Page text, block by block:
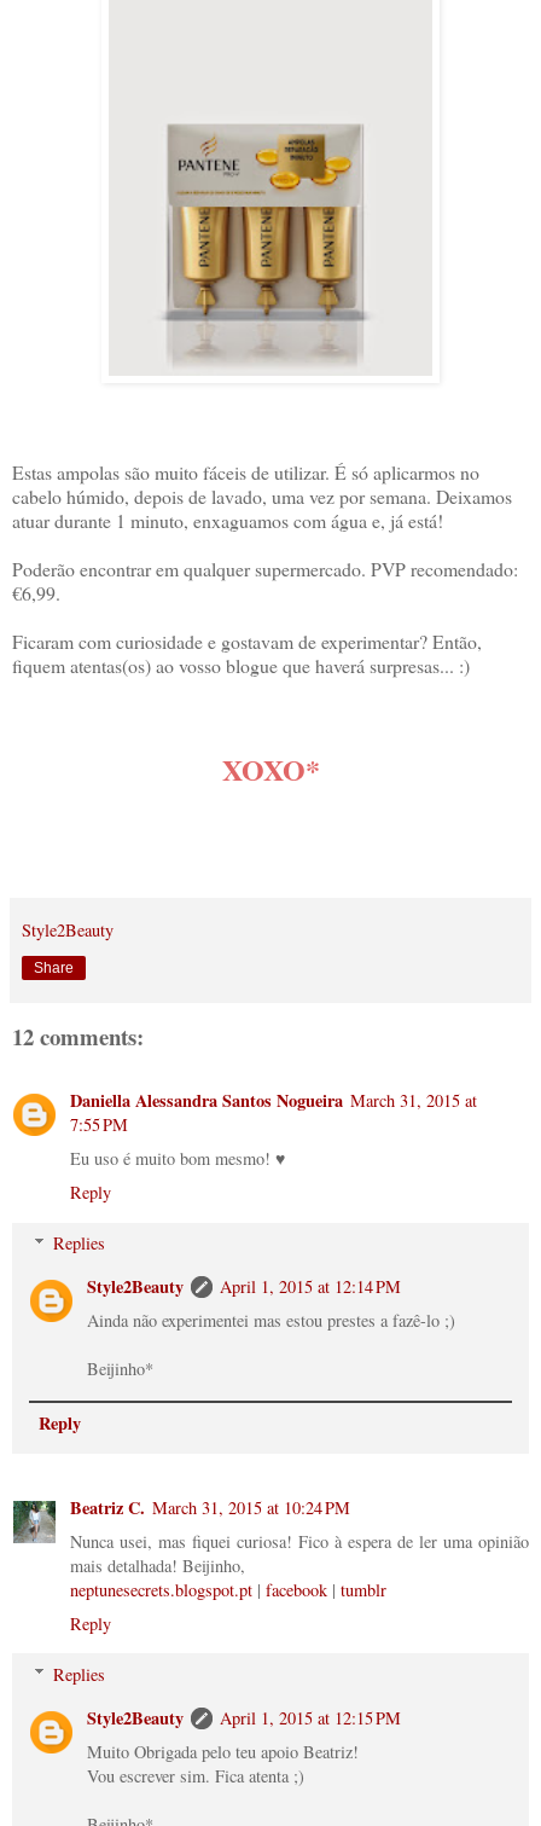
Estas ampolas são muito fáceis de utilizar. É só aplicarmos no
cabelo húmido, depois de lavado, uma vez por semana. Deixamos
atuar durante 1 minuto, enxaguamos com água e, já está!
Poderão encontrar em qualquer supermercado. PVP recomendado:
€6,99.
Ficaram com curiosidade e gostavam de experimentar? Então,
fiquem atentas(os) ao vosso blogue que haverá surpresas... :)
XOXO*
Style2Beauty
Share
12 comments:
Daniella Alessandra Santos Nogueira March 31, 2015 at
7:55 PM
Eu uso é muito bom mesmo! ♥
Reply
Replies
Style2Beauty
April 1, 2015 at 12:14 PM
Ainda não experimentei mas estou prestes a fazê-lo ;)
Beijinho*
Reply
Beatriz C. March 31, 2015 at 10:24 PM
Nunca usei, mas fiquei curiosa! Fico à espera de ler uma opinião
mais detalhada! Beijinho,
neptunesecrets.blogspot.pt | facebook | tumblr
Reply
Replies
Style2Beauty
April 1, 2015 at 12:15 PM
Muito Obrigada pelo teu apoio Beatriz!
Vou escrever sim. Fica atenta ;)